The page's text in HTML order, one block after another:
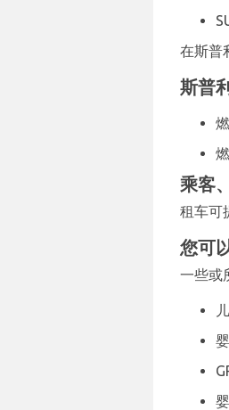
在斯普
斯普
乘客
租车可
您可
一些或